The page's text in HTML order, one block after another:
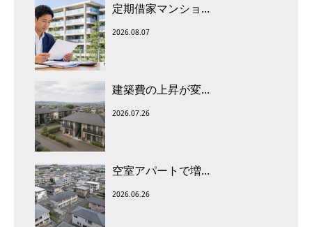
定期借家マンショ...
2026.08.07
建築費の上昇が変...
2026.07.26
空室アパートで増...
2026.06.26